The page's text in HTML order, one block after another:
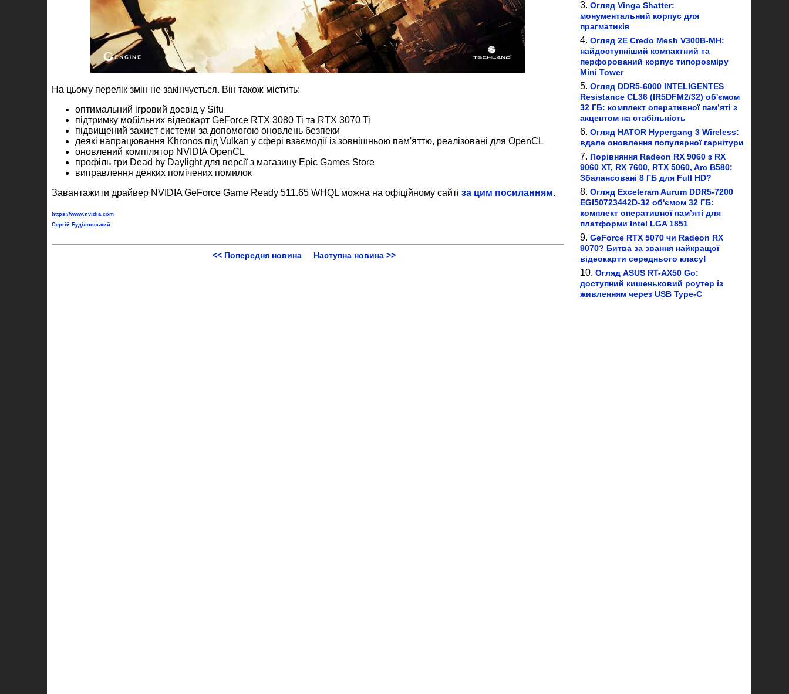
На цьому перелік змін не закінчується. Він також містить:
оптимальний ігровий досвід у Sifu
підтримку мобільних відеокарт GeForce RTX 3080 Ti та RTX 3070 Ti
підвищений захист системи за допомогою оновлень безпеки
деякі напрацювання Khronos під Vulkan у сфері взаємодії із зовнішньою пам'яттю, реалізовані для OpenCL
оновлений компілятор NVIDIA OpenCL
профіль гри Dead by Daylight для версії з магазину Epic Games Store
виправлення деяких помічених помилок
Завантажити драйвер NVIDIA GeForce Game Ready 511.65 WHQL можна на офіційному сайті за цим посиланням.
https://www.nvidia.com
Сергій Буділовський
<< Попередня новина Наступна новина >>
Огляд Vinga Shatter:
монументальний корпус для
прагматиків
Огляд 2E Credo Mesh V300B-MH:
найдоступніший компактний та
перфорований корпус типорозміру
Mini Tower
Огляд DDR5-6000 INTELIGENTES
Resistance CL36 (IR5DFM2/32) об'ємом
32 ГБ: комплект оперативної пам’яті з
акцентом на стабільність
Огляд HATOR Hypergang 3 Wireless:
вдале оновлення популярної гарнітури
Порівняння Radeon RX 9060 з RX
9060 XT, RX 7600, RTX 5060, Arc B580:
Збалансовані 8 ГБ для Full HD?
Огляд Exceleram Aurum DDR5-7200
EGI50723442D-32 об'ємом 32 ГБ:
комплект оперативної пам’яті для
платформи Intel LGA 1851
GeForce RTX 5070 чи Radeon RX
9070? Битва за звання найкращої
відеокарти середнього класу!
Огляд ASUS RT-AX50 Go:
доступний кишеньковий роутер із
живленням через USB Type-C